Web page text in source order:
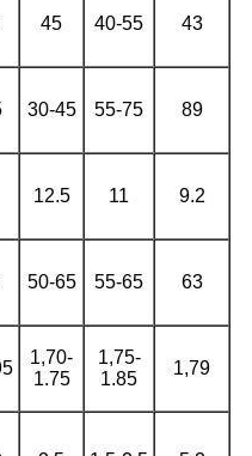
45 40-55 43
30-45 55-75 89
12.5 11 9.2
50-65 55-65 63
1,70-
1.75
1,75-
1.85
1,79